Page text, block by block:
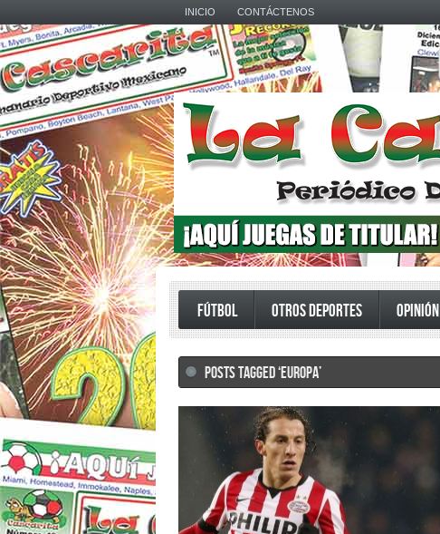
INICIO CONTÁCTENOS
FÚTBOL OTROS DEPORTES OPINIÓN
POSTS TAGGED ‘EUROPA’